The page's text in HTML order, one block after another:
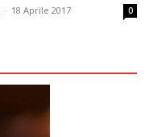
- 18 Aprile 2017 0